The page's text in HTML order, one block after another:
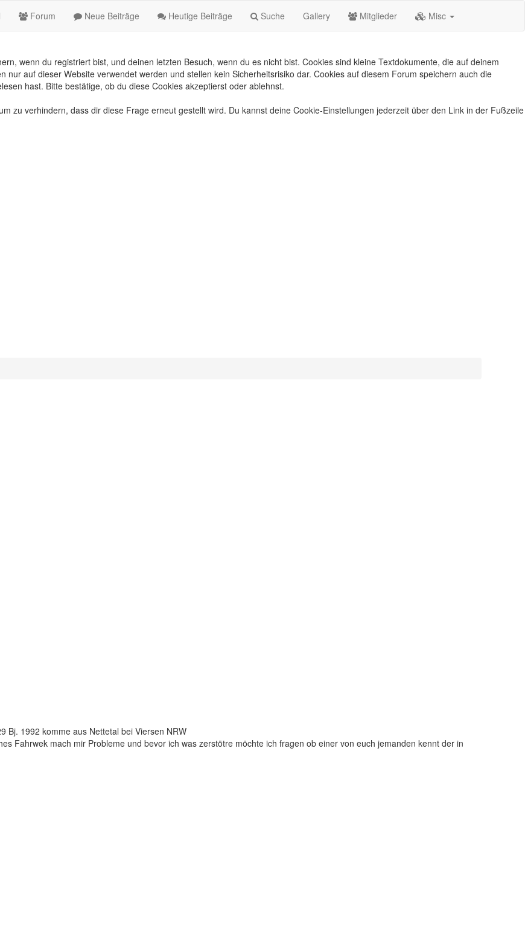
Forum Neue Beiträge Heutige Beiträge Suche Gallery Mitglieder Misc
wenn du registriert bist, und deinen letzten Besuch, wenn du es nicht bist. Cookies sind kleine Textdokumente, die auf deinem
auf dieser Website verwendet werden und stellen kein Sicherheitsrisiko dar. Cookies auf diesem Forum speichern auch die
hast. Bitte bestätige, ob du diese Cookies akzeptierst oder ablehnst.
zu verhindern, dass dir diese Frage erneut gestellt wird. Du kannst deine Cookie-Einstellungen jederzeit über den Link in der Fußzeile
Bj. 1992 komme aus Nettetal bei Viersen NRW
Fahrwek mach mir Probleme und bevor ich was zerstötre möchte ich fragen ob einer von euch jemanden kennt der in